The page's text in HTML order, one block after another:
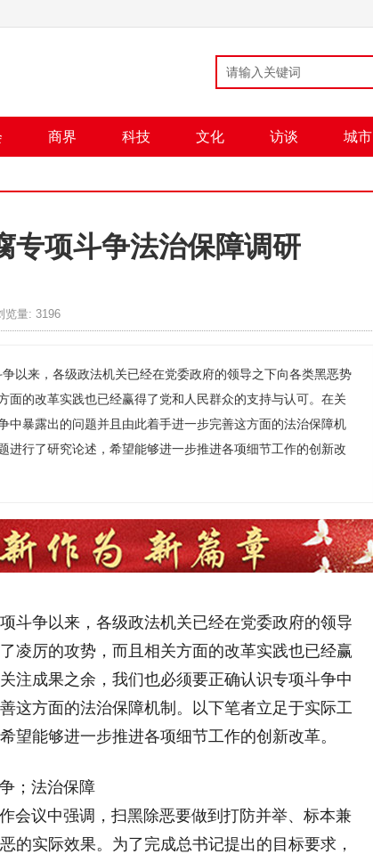
商界 科技 文化 访谈 城市
专项斗争法治保障调研
览量: 3196
以来，各级政法机关已经在党委政府的领导之下向各类黑恶势
面的改革实践也已经赢得了党和人民群众的支持与认可。在关
中暴露出的问题并且由此着手进一步完善这方面的法治保障机
进行了研究论述，希望能够进一步推进各项细节工作的创新改
斗争以来，各级政法机关已经在党委政府的领导
凌厉的攻势，而且相关方面的改革实践也已经赢
注成果之余，我们也必须要正确认识专项斗争中
这方面的法治保障机制。以下笔者立足于实际工
望能够进一步推进各项细节工作的创新改革。
；法治保障
议中强调，扫黑除恶要做到打防并举、标本兼
的实际效果。为了完成总书记提出的目标要求，